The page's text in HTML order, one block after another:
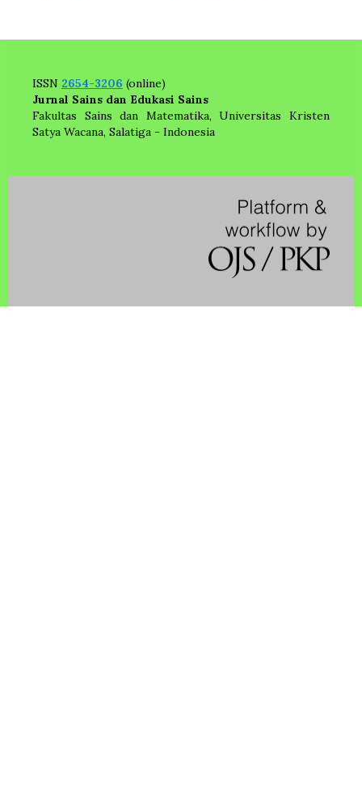
ISSN 2654-3206 (online)
Jurnal Sains dan Edukasi Sains
Fakultas Sains dan Matematika, Universitas Kristen
Satya Wacana, Salatiga - Indonesia